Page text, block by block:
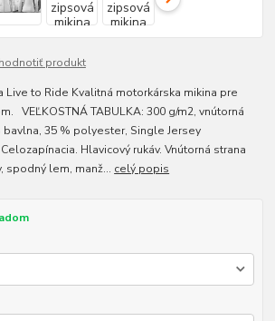
produkt
Live to Ride Kvalitná motorkárska mikina pre
VEĽKOSTNÁ TABULKA: 300 g/m2, vnútorná
bavlna, 35 % polyester, Single Jersey
Hlavicový rukáv. Vnútorná strana
spodný lem, manž... celý popis